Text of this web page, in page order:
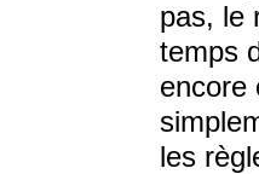
pas, le
temps
encore
les